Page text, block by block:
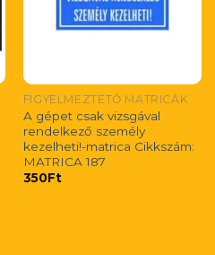
FIGYELMEZTETŐ MATRICÁK
A gépet csak vizsgával
rendelkező személy
kezelheti!-matrica Cikkszám:
MATRICA 187
350Ft